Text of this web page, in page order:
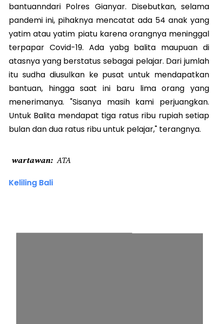
bantuanndari Polres Gianyar. Disebutkan, selama
pandemi ini, pihaknya mencatat ada 54 anak yang
yatim atau yatim piatu karena orangnya meninggal
terpapar Covid-19. Ada yabg balita maupuan di
atasnya yang berstatus sebagai pelajar. Dari jumlah
itu sudha diusulkan ke pusat untuk mendapatkan
bantuan, hingga saat ini baru lima orang yang
menerimanya. "Sisanya masih kami perjuangkan.
Untuk Balita mendapat tiga ratus ribu rupiah setiap
bulan dan dua ratus ribu untuk pelajar," terangnya.
wartawan ATA
Keliling Bali